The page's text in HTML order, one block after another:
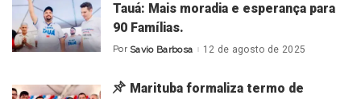
Tauá: Mais moradia e esperança para
90 Famílias.
Posted
Por Savio Barbosa 12 de agosto de 2025
Marituba formaliza termo de